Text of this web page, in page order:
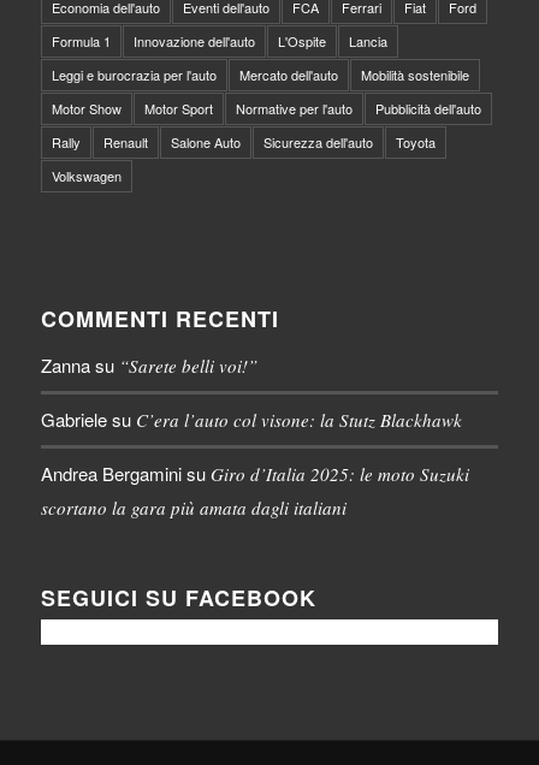
Economia dell'auto
Eventi dell'auto FCA Ferrari Fiat
Ford
Formula 1
Innovazione dell'auto L'Ospite
Lancia
Leggi e burocrazia per l'auto
Mercato dell'auto
Mobilità sostenibile
Motor Show
Motor Sport Normative per l'auto
Pubblicità dell'auto
Rally
Renault Salone Auto Sicurezza dell'auto
Toyota
Volkswagen
COMMENTI RECENTI
Zannasu “Sarete belli voi!”
Gabrielesu C’era l’auto col visone: la Stutz Blackhawk
Andrea Bergaminisu Giro d’Italia 2025: le moto Suzuki
scortano la gara più amata dagli italiani
SEGUICI SU FACEBOOK